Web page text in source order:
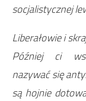
socjalistycznej
Liberałowie i
Później ci
nazywać się
są hojnie